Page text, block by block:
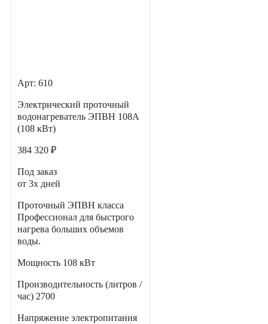
Арт: 610
Электрический проточный
водонагреватель ЭПВН 108А
(108 кВт)
384 320 ₽
Под заказ
от 3х дней
Проточный ЭПВН класса
Профессионал для быстрого
нагрева больших объемов
воды.
Мощность 108 кВт
Производительность (литров /
час) 2700
Напряжение электропитания